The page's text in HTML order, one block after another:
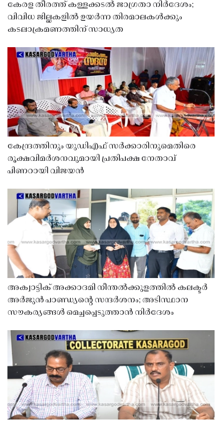
കേരള തീരത്ത് കള്ളക്കടൽ ജാഗ്രതാ നിർദേശം;
വിവിധ ജില്ലകളിൽ ഉയർന്ന തിരമാലകൾക്കും
കടലാക്രമണത്തിന് സാധ്യത
കേന്ദ്രത്തിനും യുഡിഎഫ് സർക്കാരിനുമെതിരെ
രൂക്ഷവിമർശനവുമായി പ്രതിപക്ഷ നേതാവ്
പിണറായി വിജയൻ
അക്വാട്ടിക് അക്കാദമി നീന്തൽക്കുളത്തിൽ കലക്ടർ
അർജുൻ പാണ്ഡ്യൻ്റെ സന്ദർശനം; അടിസ്ഥാന
സൗകര്യങ്ങൾ മെച്ചപ്പെടുത്താൻ നിർദേശം